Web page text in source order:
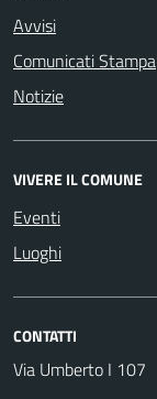
Avvisi
Comunicati Stampa
Notizie
VIVERE IL COMUNE
Eventi
Luoghi
CONTATTI
Via Umberto I 107